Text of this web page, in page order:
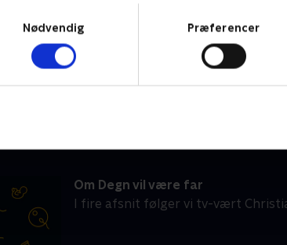
Nødvendig
Præferencer
mig Jeg vil være Ole
Om Degn vil være far
I fire afsnit følger vi tv-vært